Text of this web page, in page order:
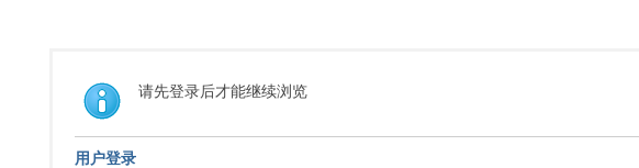
请先登录后才能继续浏览
用户登录